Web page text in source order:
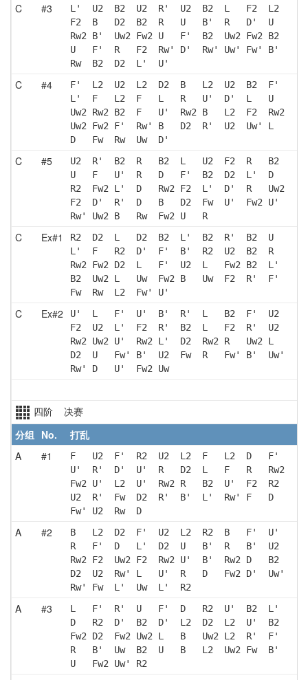
C #3
L'  U2  B2  U2  R'  U2  B2  L   F2  L2
F2  B   D2  B2  R   U   B'  R   D'  U
Rw2 B'  Uw2 Fw2 U   F'  B2  Uw2 Fw2 B2
U   F'  R   F2  Rw' D'  Rw' Uw' Fw' B'
Rw  B2  D2  L'  U'
C #4
F'  L2  U2  L2  D2  B   L2  U2  B2  F'
L'  F   L2  F   L   R   U'  D'  L   U
Uw2 Rw2 B2  F   U'  Rw2 B   L2  F2  Rw2
Uw2 Fw2 F'  Rw' B   D2  R'  U2  Uw' L
D   Fw  Rw  Uw  D'
C #5
U2  R'  B2  R   B2  L   U2  F2  R   B2
U   F   U'  R   D   F'  B2  D2  L'  D
R2  Fw2 L'  D   Rw2 F2  L'  D'  R   Uw2
F2  D'  R'  D   B   D2  Fw  U'  Fw2 U'
Rw' Uw2 B   Rw  Fw2 U   R
C Ex#1
R2  D2  L   D2  B2  L'  B2  R'  B2  U
L'  F   R2  D'  F'  B'  R2  U2  B2  R
Rw2 Fw2 D2  L   F'  U2  L   Fw2 B2  L'
B2  Uw2 L   Uw  Fw2 B   Uw  F2  R'  F'
Fw  Rw  L2  Fw' U'
C Ex#2
U'  L   F'  U'  B'  R'  L   B2  F'  U2
F2  U2  L'  F2  R'  B2  L   F2  R'  U2
Rw2 Uw2 U'  Rw2 L'  D2  Rw2 R   Uw2 L
D2  U   Fw' B'  U2  Fw  R   Fw' B'  Uw'
Rw' D   U'  Fw2 Uw
四阶 决赛
分组 No.
打乱
A
#1
F   U2  F'  R2  U2  L2  F   L2  D   F'
U'  R'  D'  U'  R   D2  L   F   R   Rw2
Fw2 U'  L2  U'  Rw2 R   B2  U'  F2  R2
U2  R'  Fw  D2  R'  B'  L'  Rw' F   D
Fw' U2  Rw  D
A #2
B   L2  D2  F'  U2  L2  R2  B   F'  U'
R   F'  D   L'  D2  U   B'  R   B'  U2
Rw2 F2  Uw2 F2  Rw2 U'  B'  Rw2 D   B2
D2  U2  Rw' L   U'  R   D   Fw2 D'  Uw'
Rw' Fw  L'  Uw  L'  R2
A #3
L   F'  R'  U   F'  D   R2  U'  B2  L'
D   R2  D'  B2  D'  L2  D2  L2  U'  B2
Fw2 D2  Fw2 Uw2 L   B   Uw2 L2  R'  F'
R   B'  Uw  B2  U   B   L2  Uw2 Fw  B'
U   Fw2 Uw' R2